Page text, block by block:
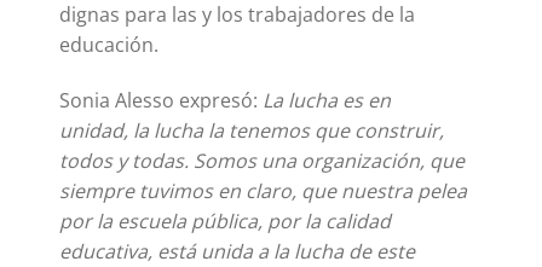
dignas para las y los trabajadores de la
educación.
Sonia Alesso expresó: La lucha es en
unidad, la lucha la tenemos que construir,
todos y todas. Somos una organización, que
siempre tuvimos en claro, que nuestra pelea
por la escuela pública, por la calidad
educativa, está unida a la lucha de este